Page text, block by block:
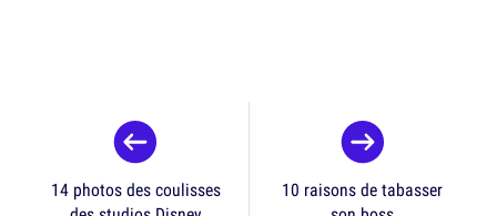
14 photos des coulisses
10 raisons de tabasser